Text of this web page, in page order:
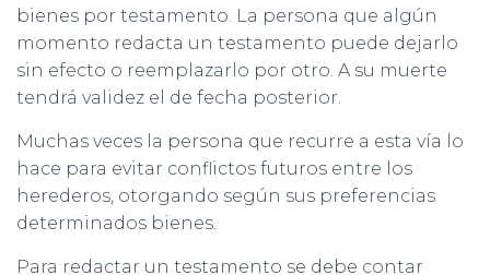
bienes por testamento. La persona que algún
momento redacta un testamento puede dejarlo
sin efecto o reemplazarlo por otro. A su muerte
tendrá validez el de fecha posterior.
Muchas veces la persona que recurre a esta vía lo
hace para evitar conflictos futuros entre los
herederos, otorgando según sus preferencias
determinados bienes.
Para redactar un testamento se debe contar